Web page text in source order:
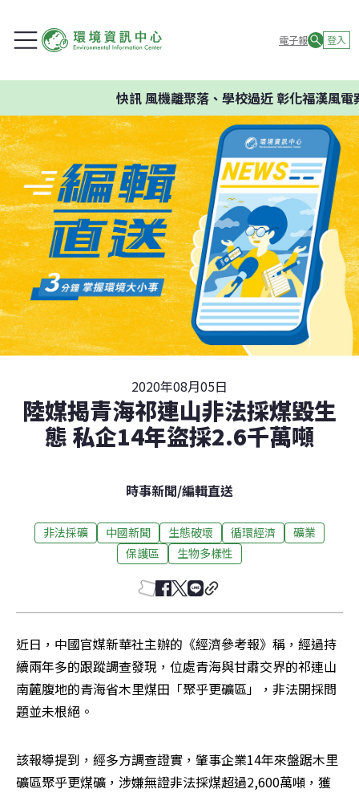
電子報 登入
快訊風機離聚落、學校過近 彰化福漢風電
2020年08月05日
陸媒揭青海祁連山非法採煤毀生
態 私企14年盜採2.6千萬噸
時事新聞/編輯直送
非法採礦 中國新聞 生態破壞 循環經濟
礦業
保護區
生物多樣性
近日，中國官媒新華社主辦的《經濟參考報》稱，經過持
續兩年多的跟蹤調查發現，位處青海與甘肅交界的祁連山
南麓腹地的青海省木里煤田「聚乎更礦區」，非法開採問
題並未根絕。
該報導提到，經多方調查證實，肇事企業14年來盤踞木里
礦區聚乎更煤礦，涉嫌無證非法採煤超過2,600萬噸，獲